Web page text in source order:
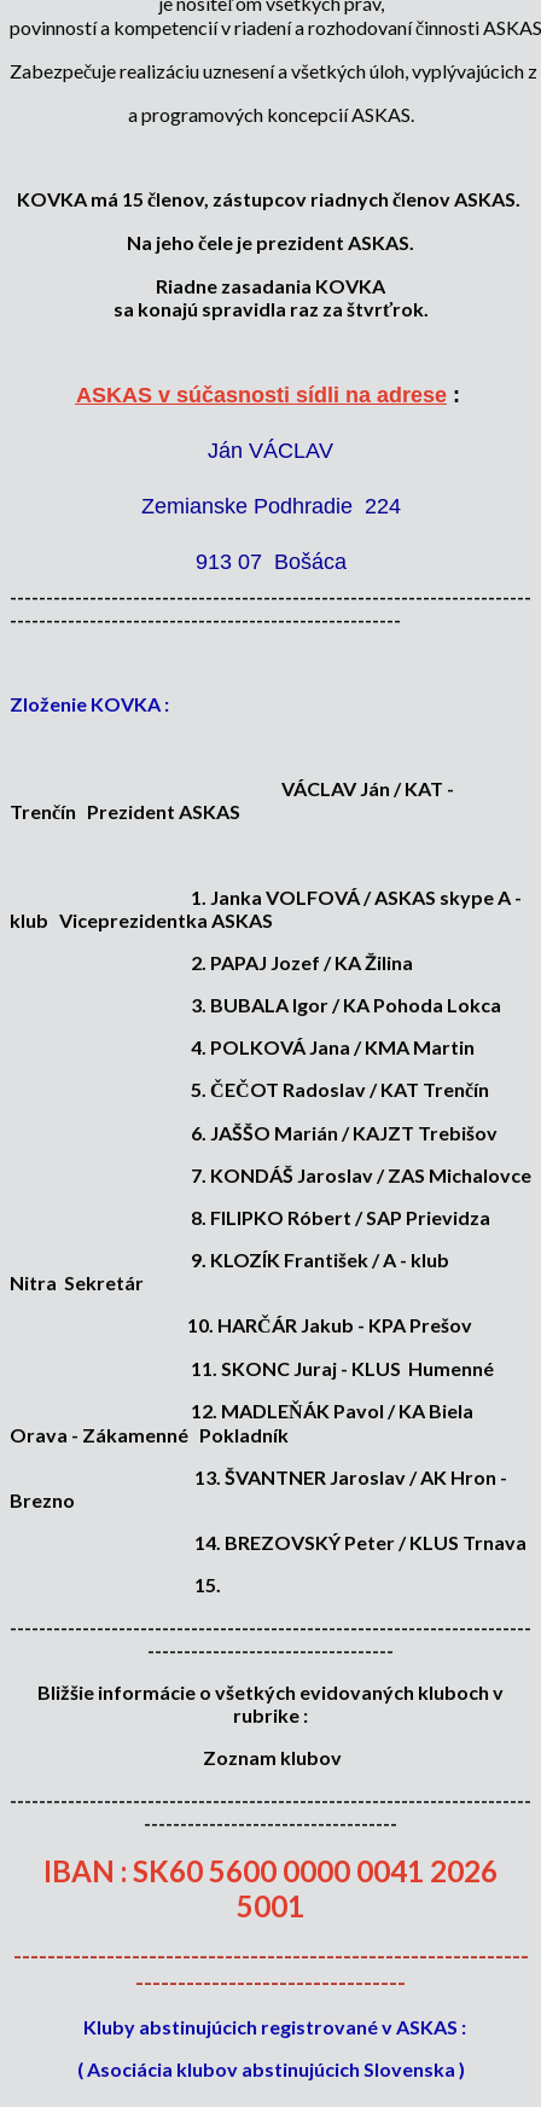
povinností a kompetencií v riadení a rozhodovaní činnosti
Zabezpečuje realizáciu uznesení a všetkých úloh, vyplývajúcich
a programových koncepcií ASKAS.
KOVKA má 15 členov, zástupcov riadnych členov ASKAS.
Na jeho čele je prezident ASKAS.
Riadne zasadania KOVKA
sa konajú spravidla raz za štvrťrok.
ASKAS v súčasnosti sídli na adrese:
Ján VÁCLAV
Zemianske Podhradie 224
913 07 Bošáca
------------------------------------------------------------------------
------------------------------------------------------
Zloženie KOVKA :
VÁCLAV Ján / KAT -
Trenčín Prezident ASKAS
1. Janka VOLFOVÁ / ASKAS skype A -
klub Viceprezidentka ASKAS
2. PAPAJ Jozef / KA Žilina
3. BUBALA Igor / KA Pohoda Lokca
4. POLKOVÁ Jana / KMA Martin
5. ČEČOT Radoslav / KAT Trenčín
6. JAŠŠO Marián / KAJZT Trebišov
7. KONDÁŠ Jaroslav / ZAS Michalovce
8. FILIPKO Róbert / SAP Prievidza
9. KLOZÍK František / A - klub
Nitra Sekretár
10. HARČÁR Jakub - KPA Prešov
11. SKONC Juraj - KLUS Humenné
12. MADLEŇÁK Pavol / KA Biela
Orava - Zákamenné Pokladník
13. ŠVANTNER Jaroslav / AK Hron -
Brezno
14. BREZOVSKÝ Peter / KLUS Trnava
15.
------------------------------------------------------------------------
----------------------------------
Bližšie informácie o všetkých evidovaných kluboch v
rubrike :
Zoznam klubov
------------------------------------------------------------------------
-----------------------------------
IBAN : SK60 5600 0000 0041 2026
5001
-------------------------------------------------------------
--------------------------------
Kluby abstinujúcich registrované v ASKAS :
(Asociácia klubov abstinujúcich Slovenska )